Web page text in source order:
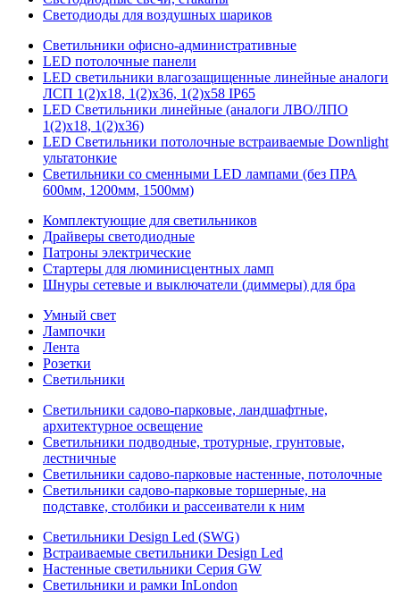
Светодиоды для воздушных шариков
Светильники офисно-административные
LED потолочные панели
LED светильники влагозащищенные линейные аналоги
ЛСП 1(2)х18, 1(2)х36, 1(2)х58 IP65
LED Светильники линейные (аналоги ЛВО/ЛПО
1(2)х18, 1(2)х36)
LED Светильники потолочные встраиваемые Downlight
ультатонкие
Светильники со сменными LED лампами (без ПРА
600мм, 1200мм, 1500мм)
Комплектующие для светильников
Драйверы светодиодные
Патроны электрические
Стартеры для люминисцентных ламп
Шнуры сетевые и выключатели (диммеры) для бра
Умный свет
Лампочки
Лента
Розетки
Светильники
Светильники садово-парковые, ландшафтные,
архитектурное освещение
Светильники подводные, тротурные, грунтовые,
лестничные
Светильники садово-парковые настенные, потолочные
Светильники садово-парковые торшерные, на
подставке, столбики и рассеиватели к ним
Светильники Design Led (SWG)
Встраиваемые светильники Design Led
Настенные светильники Серия GW
Светильники и рамки InLondon